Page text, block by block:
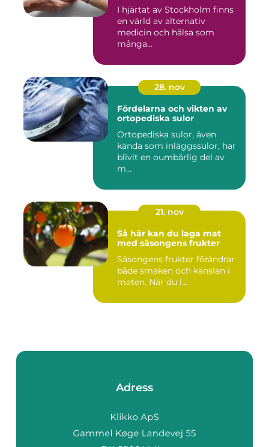
I hjärtat av Stockholm finns
en värld av alternativ
medicin och hälsa som
många...
28. nov
Fördelarna och vikten av
ortopediska sulor
Ortopediska sulor, även
kända som inläggssulor, har
blivit en oumbärlig del av
m...
21. nov
Så här kan du laga mat
med säsongens frukter
Säsongens frukter förändrar
både smaken och känslan i
maten. När du l...
Adress